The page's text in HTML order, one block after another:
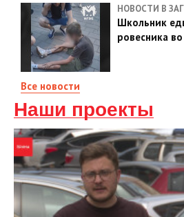
НОВОСТИ В
Школьник
ровесника
Все новости
Наши проекты